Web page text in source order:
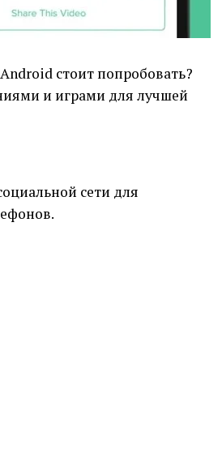
стоит попробовать?
и играми для лучшей
сети для